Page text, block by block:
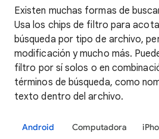
Existen muchas formas de
Usa los chips de filtro para
búsqueda por tipo de archivo,
modificación y mucho más.
filtro por sí solos o en
términos de búsqueda, como
texto dentro del archivo.
Android Computadora